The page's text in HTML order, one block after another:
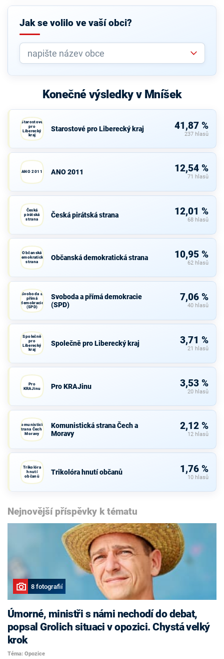
Jak se volilo ve vaší obci?
Konečné výsledky v Mníšek
Starostové
pro
Liberecký
kraj
Starostové pro Liberecký kraj 41,87 %
237 hlasů
ANO 2011 ANO 2011 12,54 %
71 hlasů
Česká
pirátská
strana
Česká pirátská strana 12,01 %
68 hlasů
Občanská
demokratická
strana
Občanská demokratická strana 10,95 %
62 hlasů
Svoboda a
přímá
demokracie
(SPD)
Svoboda a přímá demokracie
(SPD)
7,06 %
40 hlasů
Společně
pro
Liberecký
kraj
Společně pro Liberecký kraj 3,71 %
21 hlasů
Pro
KRAJinu
Pro KRAJinu 3,53 %
20 hlasů
Komunistická
strana Čech a
Moravy
Komunistická strana Čech a
Moravy
2,12 %
12 hlasů
Trikolóra
hnutí
občanů
Trikolóra hnutí občanů 1,76 %
10 hlasů
Nejnovější příspěvky k tématu
8 fotografií
Úmorné, ministři s námi nechodí do debat,
popsal Grolich situaci v opozici. Chystá velký
krok
Téma: Opozice